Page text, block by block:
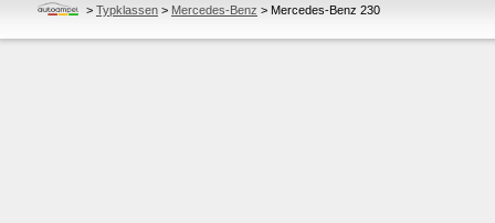
> Typklassen > Mercedes-Benz > Mercedes-Benz 230